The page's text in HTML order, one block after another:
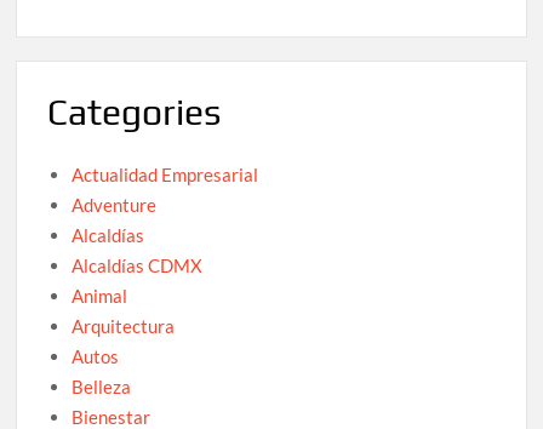
Categories
Actualidad Empresarial
Adventure
Alcaldías
Alcaldías CDMX
Animal
Arquitectura
Autos
Belleza
Bienestar